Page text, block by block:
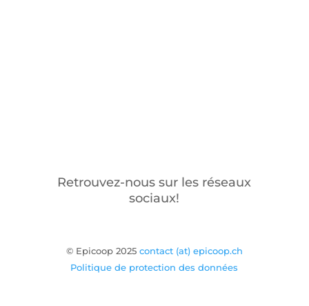
Retrouvez-nous sur les réseaux
sociaux!
© Epicoop 2025 contact (at) epicoop.ch
Politique de protection des données